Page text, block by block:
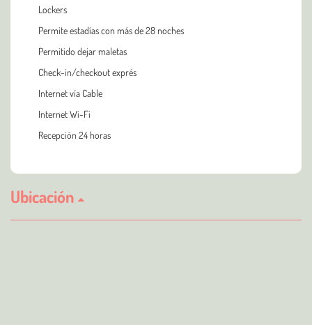
Lockers
Permite estadías con más de 28 noches
Permitido dejar maletas
Check-in/checkout exprés
Internet vía Cable
Internet Wi-Fi
Recepción 24 horas
Ubicación